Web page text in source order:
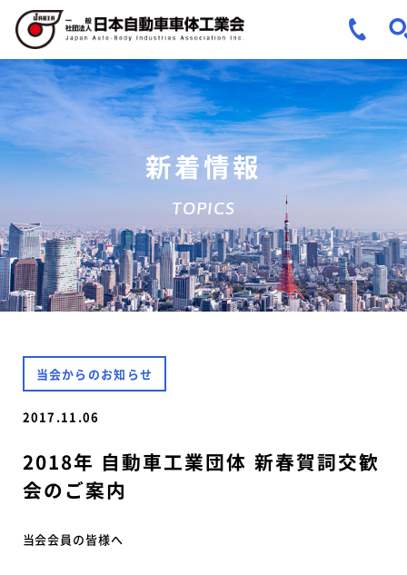
新着情報
TOPICS
当会からのお知らせ
2017.11.06
2018年 自動車工業団体 新春賀詞交歓
会のご案内
当会会員の皆様へ